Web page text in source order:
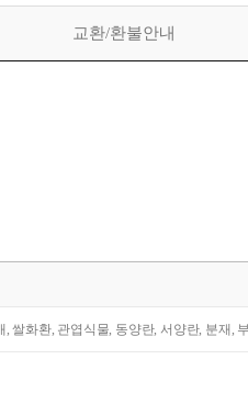
교환/환불안내
쌀화환, 관엽식물, 동양란, 서양란, 분재,